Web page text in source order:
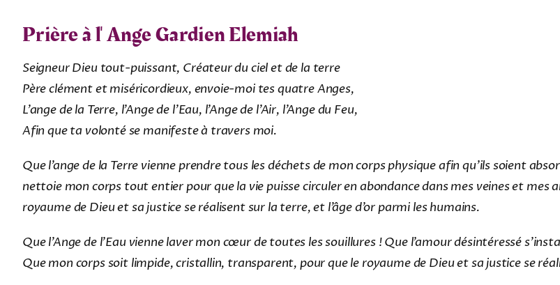
Prière à l'Ange Gardien Elemiah
Seigneur Dieu tout-puissant, Créateur du ciel et de la terre
Père clément et miséricordieux, envoie-moi tes quatre Anges,
L’ange de la Terre, l’Ange de l’Eau, l’Ange de l’Air, l’Ange du Feu,
Afin que ta volonté se manifeste à travers moi.
Que l’ange de la Terre vienne prendre tous les déchets de mon corps physique afin qu’ils soient
nettoie mon corps tout entier pour que la vie puisse circuler en abondance dans mes veines et
royaume de Dieu et sa justice se réalisent sur la terre, et l’âge d’or parmi les humains.
Que l’Ange de l’Eau vienne laver mon cœur de toutes les souillures ! Que l’amour désintéressé
Que mon corps soit limpide, cristallin, transparent, pour que le royaume de Dieu et sa justice se